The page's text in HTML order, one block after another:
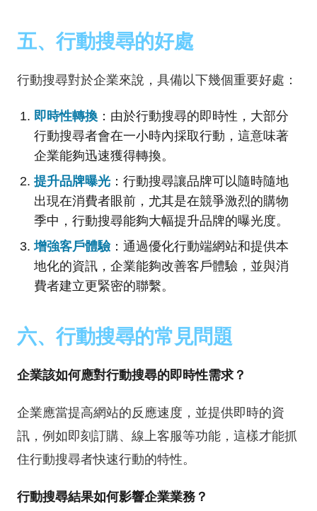
五、行動搜尋的好處
行動搜尋對於企業來說，具備以下幾個重要好處：
即時性轉換 ：由於行動搜尋的即時性，大部分
行動搜尋者會在一小時內採取行動，這意味著
企業能夠迅速獲得轉換。
提升品牌曝光 ：行動搜尋讓品牌可以隨時隨地
出現在消費者眼前，尤其是在競爭激烈的購物
季中，行動搜尋能夠大幅提升品牌的曝光度。
增強客戶體驗：通過優化行動端網站和提供本
地化的資訊，企業能夠改善客戶體驗，並與消
費者建立更緊密的聯繫。
六、行動搜尋的常見問題
企業該如何應對行動搜尋的即時性需求？
企業應當提高網站的反應速度，並提供即時的資
訊，例如即刻訂購、線上客服等功能，這樣才能抓
住行動搜尋者快速行動的特性。
行動搜尋結果如何影響企業業務？